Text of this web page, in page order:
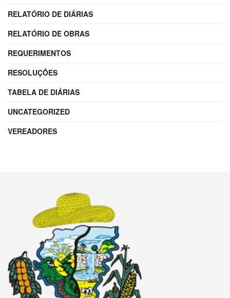
RELATÓRIO DE DIÁRIAS
RELATÓRIO DE OBRAS
REQUERIMENTOS
RESOLUÇÕES
TABELA DE DIÁRIAS
UNCATEGORIZED
VEREADORES